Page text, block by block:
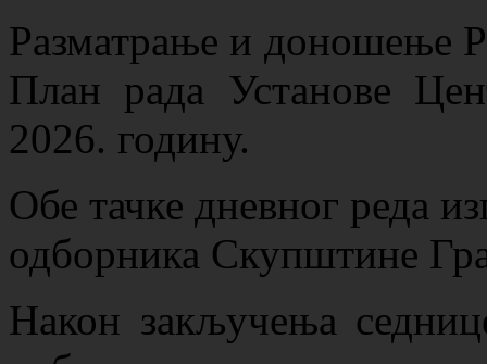
Разматрање и доношење
План рада Установе
2026. годину.
Обе тачке дневног реда
одборника Скупштине
Након закључења